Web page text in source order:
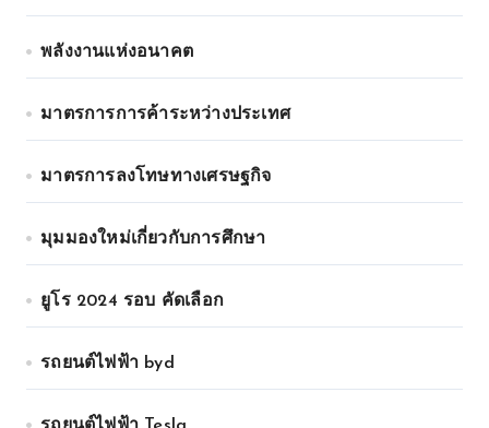
พลังงานแห่งอนาคต
มาตรการการค้าระหว่างประเทศ
มาตรการลงโทษทางเศรษฐกิจ
มุมมองใหม่เกี่ยวกับการศึกษา
ยูโร 2024 รอบ คัดเลือก
รถยนต์ไฟฟ้า byd